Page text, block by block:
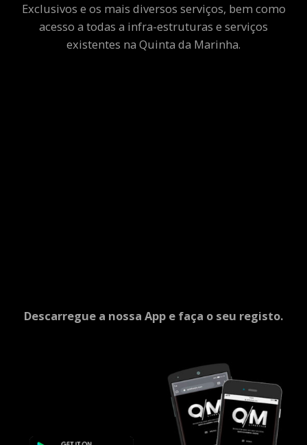
Exclusivos e os mais diversos serviços, bem como
acesso a todas a infra-estruturas e serviços
existentes na Quinta da Marinha.
Descarregue a nossa App e faça o seu registo.